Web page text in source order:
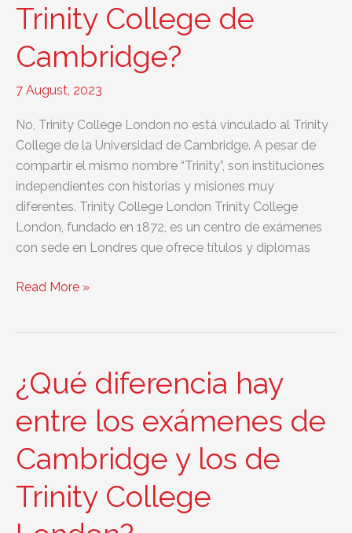
de
inglés
Trinity College de
Cambridge?
7 August, 2023
No, Trinity College London no está vinculado al Trinity
College de la Universidad de Cambridge. A pesar de
compartir el mismo nombre “Trinity”, son instituciones
independientes con historias y misiones muy
diferentes. Trinity College London Trinity College
London, fundado en 1872, es un centro de exámenes
con sede en Londres que ofrece títulos y diplomas
¿Trinity
con
Trinity
College
de
Cambridge?
Read More »
¿Qué diferencia hay
entre los exámenes de
Cambridge y los de
Trinity College